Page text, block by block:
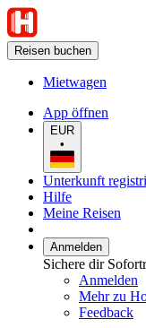
Reisen buchen
Mietwagen
App öffnen
EUR
•
Unterkunft
Hilfe
Meine Reisen
Anmelden
Sichere dir
Anmelden
Mehr zu
Feedback